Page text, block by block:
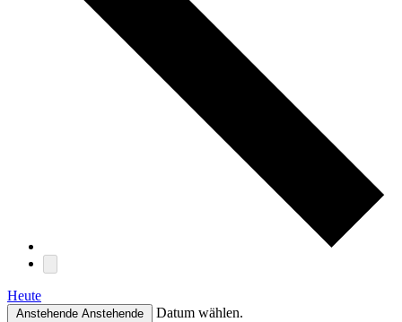
Heute
Anstehende Anstehende Datum wählen.